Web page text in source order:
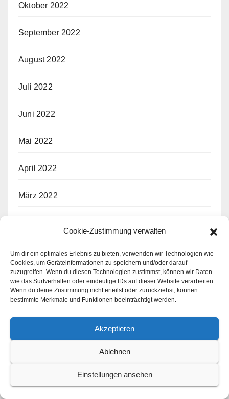
Cookie-Zustimmung verwalten
Um dir ein optimales Erlebnis zu bieten, verwenden wir Technologien wie
Cookies, um Geräteinformationen zu speichern und/oder darauf
zuzugreifen. Wenn du diesen Technologien zustimmst, können wir Daten
wie das Surfverhalten oder eindeutige IDs auf dieser Website verarbeiten.
Wenn du deine Zustimmung nicht erteilst oder zurückziehst, können
bestimmte Merkmale und Funktionen beeinträchtigt werden.
Akzeptieren
Ablehnen
Einstellungen ansehen
Oktober 2022
September 2022
August 2022
Juli 2022
Juni 2022
Mai 2022
April 2022
März 2022
Januar 2022
Dezember 2021
November 2021